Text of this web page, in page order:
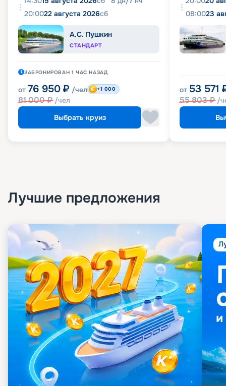
20:0022 августа 2026сб
А.С. Пушкин
СТАНДАРТ
ЗАБРОНИРОВАН 1 ЧАС НАЗАД
от 76 950 ₽ /чел
81 000₽ /чел
+1 000
Выбрать круиз
08:0023
от 53 571
55 803₽ /
Лучшие предложения